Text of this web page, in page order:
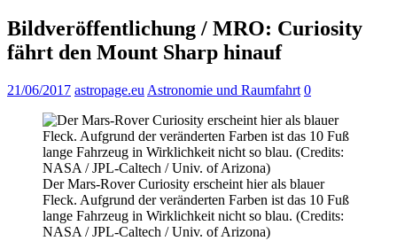
Bildveröffentlichung / MRO: Curiosity
fährt den Mount Sharp hinauf
21/06/2017 astropage.eu Astronomie und Raumfahrt 0
Der Mars-Rover Curiosity erscheint hier als blauer
Fleck. Aufgrund der veränderten Farben ist das 10 Fuß
lange Fahrzeug in Wirklichkeit nicht so blau. (Credits:
NASA / JPL-Caltech / Univ. of Arizona)